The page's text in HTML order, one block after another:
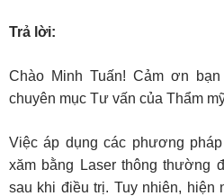
Trả lời:
Chào Minh Tuấn! Cảm ơn
chuyên mục Tư vấn của Thẩm
Việc áp dụng các phương
xăm bằng Laser thông thường
sau khi điều trị. Tuy nhiên,